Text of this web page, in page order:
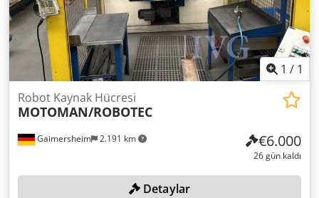
1 / 1
Gaimersheim 2.191 km
Robot Kaynak Hücresi
MOTOMAN/ROBOTEC
€6.000
26 gün kaldı
Detaylar